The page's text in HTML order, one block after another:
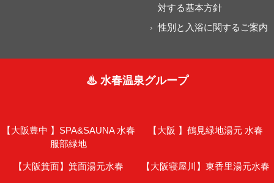
対する基本方針
性別と入浴に関するご案内
♨ 水春温泉グループ
【大阪豊中 】 SPA&SAUNA 水春
服部緑地
【大阪 】 鶴見緑地湯元 水春
【大阪箕面】 箕面湯元水春 【大阪寝屋川】 東香里湯元水春